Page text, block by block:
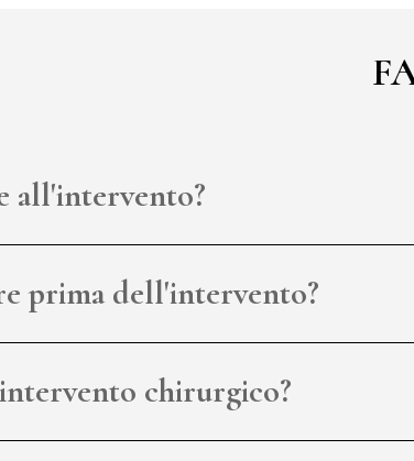
all'intervento?
prima dell'intervento?
chirurgico?